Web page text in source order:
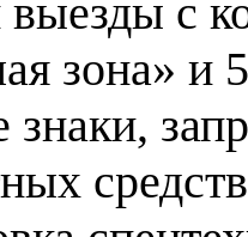
с
зона» и